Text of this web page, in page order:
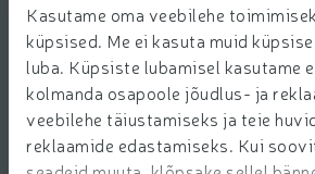
Kasutame oma veebilehe
küpsised. Me ei kasuta muid
luba. Küpsiste lubamisel kasutame
kolmanda osapoole jõudlus- ja
veebilehe täiustamiseks ja teie
reklaamide edastamiseks. Kui